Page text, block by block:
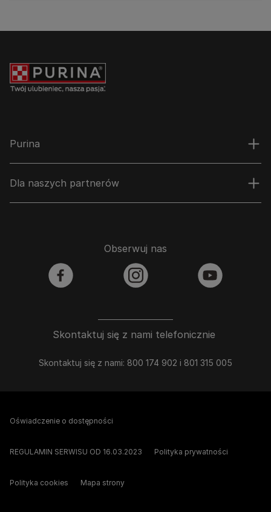
Purina
Dla naszych partnerów
Skontaktuj się z nami telefonicznie
Skontaktuj się z nami: 800 174 902 i 801 315 005
Obserwuj nas
facebook instagram youtube
Oświadczenie o dostępności
REGULAMIN SERWISU OD 16.03.2023 Polityka prywatności
Polityka cookies Mapa strony